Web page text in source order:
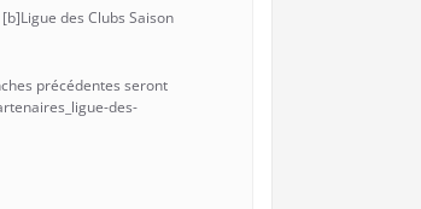
des Clubs Saison
précédentes seront
des-